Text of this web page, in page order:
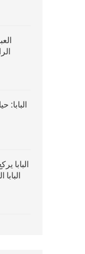
البابا:
البابا